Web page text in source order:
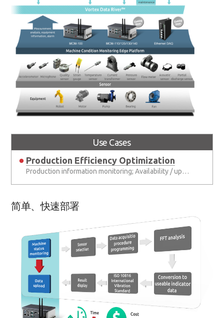
Use Cases
Production Efficiency Optimization
Production information monitoring; Availability / uptime management
简单、快速部署